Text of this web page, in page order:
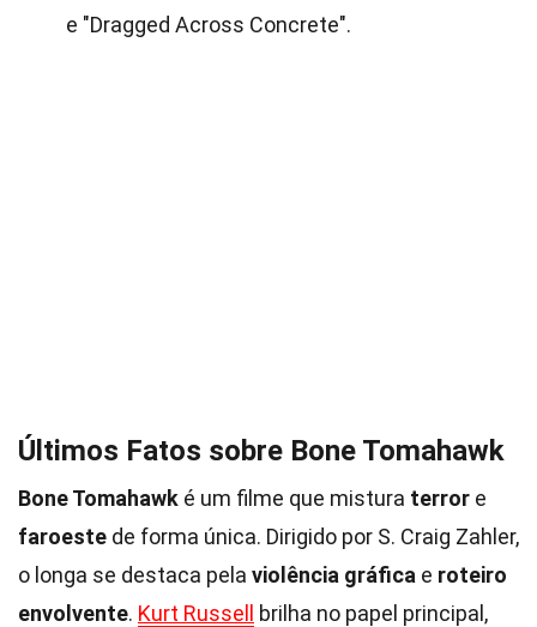
e "Dragged Across Concrete".
Últimos Fatos sobre Bone Tomahawk
Bone Tomahawk é um filme que mistura terror e
faroeste de forma única. Dirigido por S. Craig Zahler,
o longa se destaca pela violência gráfica e roteiro
envolvente. Kurt Russell
brilha no papel principal,